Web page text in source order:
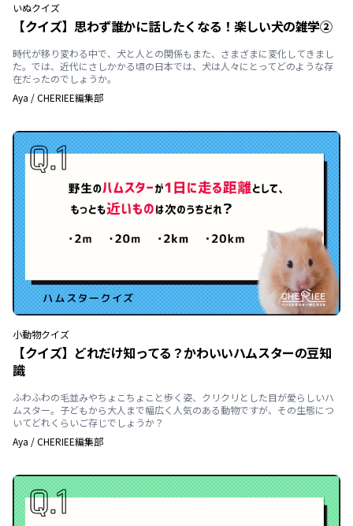
いぬクイズ
【クイズ】思わず誰かに話したくなる！楽しい犬の雑学②
時代が移り変わる中で、犬と人との関係もまた、さまざまに変化してきまし
た。では、近代にさしかかる頃の日本では、犬は人々にとってどのような存
在だったのでしょうか。
Aya /CHERIEE編集部
小動物クイズ
【クイズ】どれだけ知ってる？かわいいハムスターの豆知
識
ふわふわの毛並みやちょこちょこと歩く姿、クリクリとした目が愛らしいハ
ムスター。子どもから大人まで幅広く人気のある動物ですが、その生態につ
いてどれくらいご存じでしょうか？
Aya /CHERIEE編集部